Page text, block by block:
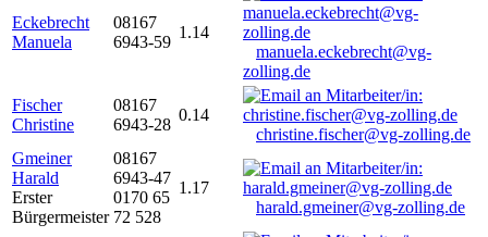
Eckebrecht
Manuela
08167
6943-59
1.14
manuela.eckebrecht@vg-
zolling.de
Fischer
Christine
08167
6943-28
0.14
christine.fischer@vg-zolling.de
Gmeiner
Harald
Erster
Bürgermeister
08167
6943-47
0170 65
72 528
1.17
harald.gmeiner@vg-zolling.de